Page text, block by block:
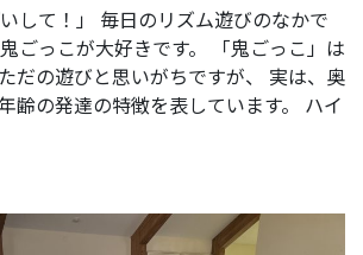
して！」 毎日のリズム遊びのなかで
ごっこが大好きです。 「鬼ごっこ」は
だの遊びと思いがちですが、 実は、奥
齢の発達の特徴を表しています。 ハイ